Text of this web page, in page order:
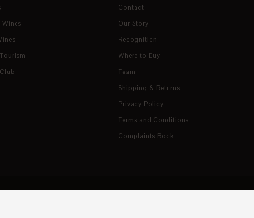
Wines
Contact
Our Story
Recognition
Where to Buy
Team
Shipping & Returns
Privacy Policy
Terms and Conditions
Complaints Book